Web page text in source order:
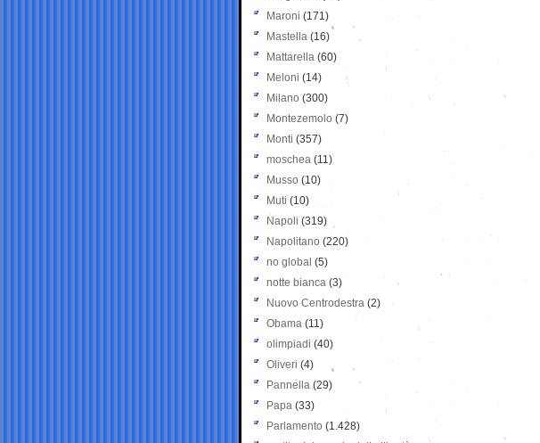
Maroni (171)
Mastella (16)
Mattarella (60)
Meloni (14)
Milano (300)
Montezemolo (7)
Monti (357)
moschea (11)
Musso (10)
Muti (10)
Napoli (319)
Napolitano (220)
no global (5)
notte bianca (3)
Nuovo Centrodestra (2)
Obama (11)
olimpiadi (40)
Oliveri (4)
Pannella (29)
Papa (33)
Parlamento (1.428)